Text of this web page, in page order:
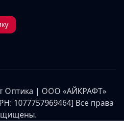
Оптика | ООО «АЙКРАФТ»
1077757969464] Все права